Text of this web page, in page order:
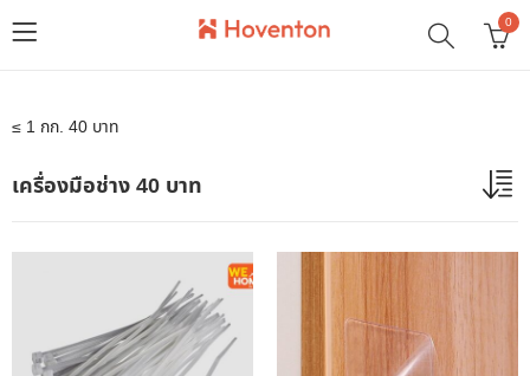
0
≤ 1 กก. 40 บาท
เครื่องมือช่าง 40 บาท